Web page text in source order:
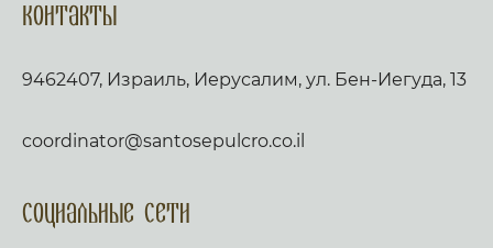
Контакты
9462407, Израиль, Иерусалим, ул. Бен-Иегуда, 13
coordinator@santosepulcro.co.il
Социальные сети